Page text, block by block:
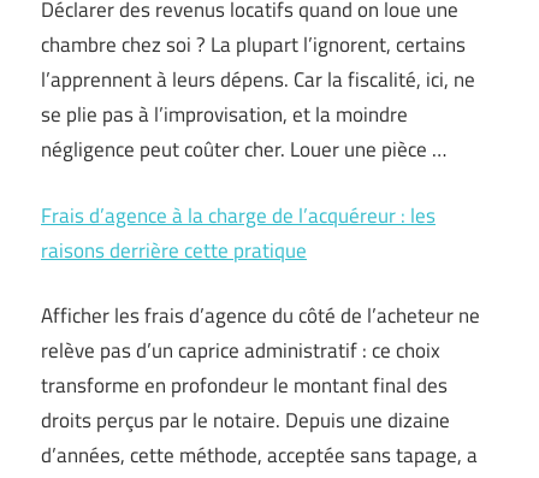
Déclarer des revenus locatifs quand on loue une
chambre chez soi ? La plupart l’ignorent, certains
l’apprennent à leurs dépens. Car la fiscalité, ici, ne
se plie pas à l’improvisation, et la moindre
négligence peut coûter cher. Louer une pièce …
Frais d’agence à la charge de l’acquéreur : les
raisons derrière cette pratique
Afficher les frais d’agence du côté de l’acheteur ne
relève pas d’un caprice administratif : ce choix
transforme en profondeur le montant final des
droits perçus par le notaire. Depuis une dizaine
d’années, cette méthode, acceptée sans tapage, a